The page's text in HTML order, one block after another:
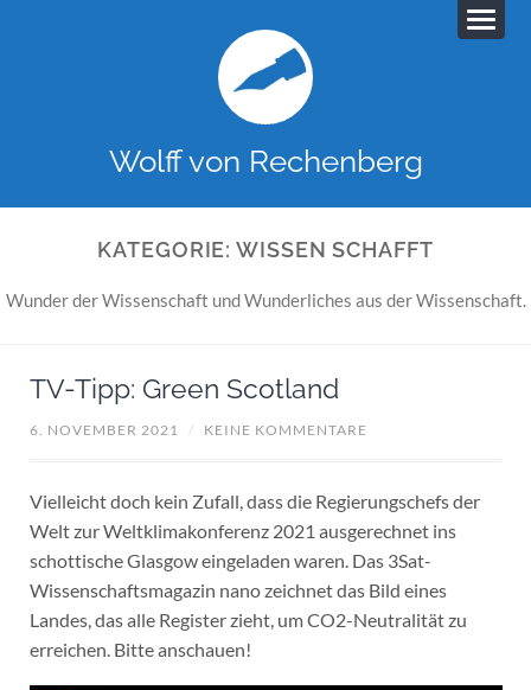
Wolff von Rechenberg
KATEGORIE:WISSEN SCHAFFT
Wunder der Wissenschaft und Wunderliches aus der Wissenschaft.
TV-Tipp: Green Scotland
6. NOVEMBER 2021 / KEINE KOMMENTARE
Vielleicht doch kein Zufall, dass die Regierungschefs der
Welt zur Weltklimakonferenz 2021 ausgerechnet ins
schottische Glasgow eingeladen waren. Das 3Sat-
Wissenschaftsmagazin nano zeichnet das Bild eines
Landes, das alle Register zieht, um CO2-Neutralität zu
erreichen. Bitte anschauen!